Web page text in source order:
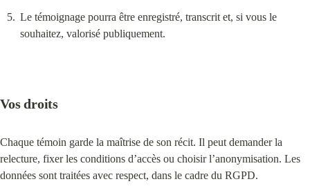
Le témoignage pourra être enregistré, transcrit et, si vous le
souhaitez, valorisé publiquement.
Vos droits
Chaque témoin garde la maîtrise de son récit. Il peut demander la
relecture, fixer les conditions d’accès ou choisir l’anonymisation. Les
données sont traitées avec respect, dans le cadre du RGPD.